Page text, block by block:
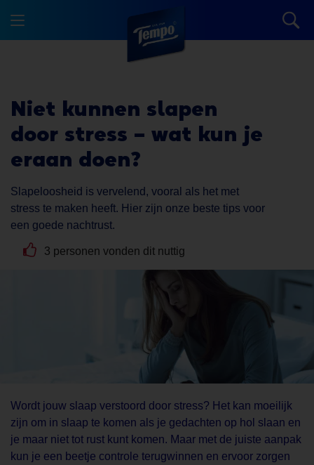
Niet kunnen slapen
door stress – wat kun je
eraan doen?
Slapeloosheid is vervelend, vooral als het met
stress te maken heeft. Hier zijn onze beste tips voor
een goede nachtrust.
3 personen vonden dit nuttig
Wordt jouw slaap verstoord door stress? Het kan moeilijk
zijn om in slaap te komen als je gedachten op hol slaan en
je maar niet tot rust kunt komen. Maar met de juiste aanpak
kun je een beetje controle terugwinnen en ervoor zorgen